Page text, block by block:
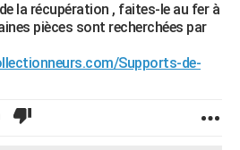
la récupération , faites-le au fer à
pièces sont recherchées par
Supports-de-